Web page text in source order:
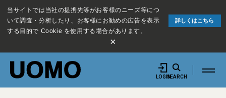
当サイトでは当社の提携先等がお客様のニーズ等につ
いて調査・分析したり、お客様にお勧めの広告を表示
する目的で Cookie を使用する場合があります。
詳しくはこちら
×
LOGINSEARCH